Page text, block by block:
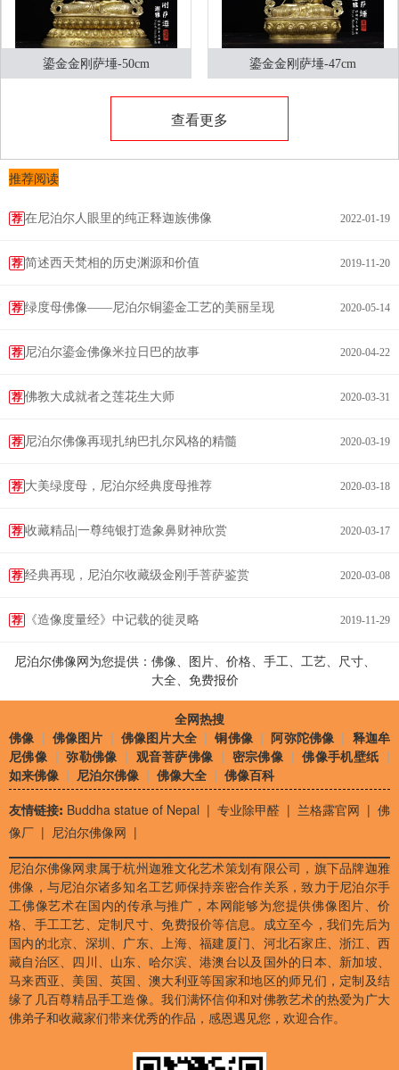
鎏金金刚萨埵-50cm 鎏金金刚萨埵-47cm
查看更多
推荐阅读
荐 在尼泊尔人眼里的纯正释迦族佛像 2022-01-19
荐 简述西天梵相的历史渊源和价值 2019-11-20
荐 绿度母佛像——尼泊尔铜鎏金工艺的美丽呈现 2020-05-14
荐 尼泊尔鎏金佛像米拉日巴的故事 2020-04-22
荐 佛教大成就者之莲花生大师 2020-03-31
荐 尼泊尔佛像再现扎纳巴扎尔风格的精髓 2020-03-19
荐 大美绿度母，尼泊尔经典度母推荐 2020-03-18
荐 收藏精品|一尊纯银打造象鼻财神欣赏 2020-03-17
荐 经典再现，尼泊尔收藏级金刚手菩萨鉴赏 2020-03-08
荐 《造像度量经》中记载的徙灵略 2019-11-29
尼泊尔佛像网为您提供：佛像、图片、价格、手工、工艺、尺寸、
大全、免费报价
全网热搜
佛像 | 佛像图片 |佛像图片大全|铜佛像 |阿弥陀佛像 | 释迦牟
尼佛像 |弥勒佛像 |观音菩萨佛像 | 密宗佛像 |佛像手机壁纸 |
如来佛像 | 尼泊尔佛像 | 佛像大全 | 佛像百科
友情链接: Buddha statue of Nepal | 专业除甲醛 | 兰格露官网 | 佛
像厂 | 尼泊尔佛像网 |
尼泊尔佛像网隶属于杭州迦雅文化艺术策划有限公司，旗下品牌迦雅
佛像，与尼泊尔诸多知名工艺师保持亲密合作关系，致力于尼泊尔手
工佛像艺术在国内的传承与推广，本网能够为您提供佛像图片、价
格、手工工艺、定制尺寸、免费报价等信息。成立至今，我们先后为
国内的北京、深圳、广东、上海、福建厦门、河北石家庄、浙江、西
藏自治区、四川、山东、哈尔滨、港澳台以及国外的日本、新加坡、
马来西亚、美国、英国、澳大利亚等国家和地区的师兄们，定制及结
缘了几百尊精品手工造像。我们满怀信仰和对佛教艺术的热爱为广大
佛弟子和收藏家们带来优秀的作品，感恩遇见您，欢迎合作。